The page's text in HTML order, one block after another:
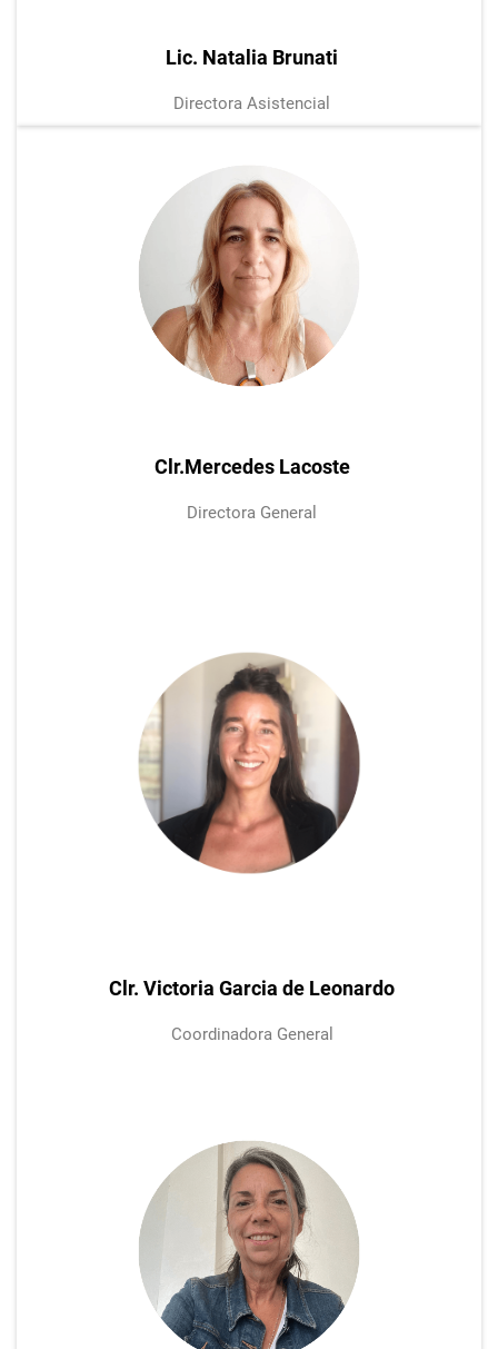
Lic. Natalia Brunati
Directora Asistencial
Clr.Mercedes Lacoste
Directora General
Clr. Victoria Garcia de Leonardo
Coordinadora General